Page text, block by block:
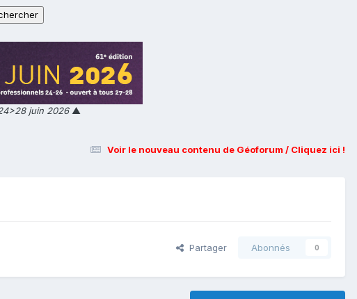
juin 2026▲
Voir le nouveau contenu de Géoforum / Cliquez ici !
Partager Abonnés 0